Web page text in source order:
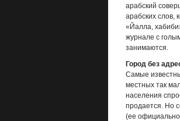
арабский
арабских слов,
«Йалла,
журнале с
занимаются.
Город без
Самые
местных так
населения
продается. Но
(ее